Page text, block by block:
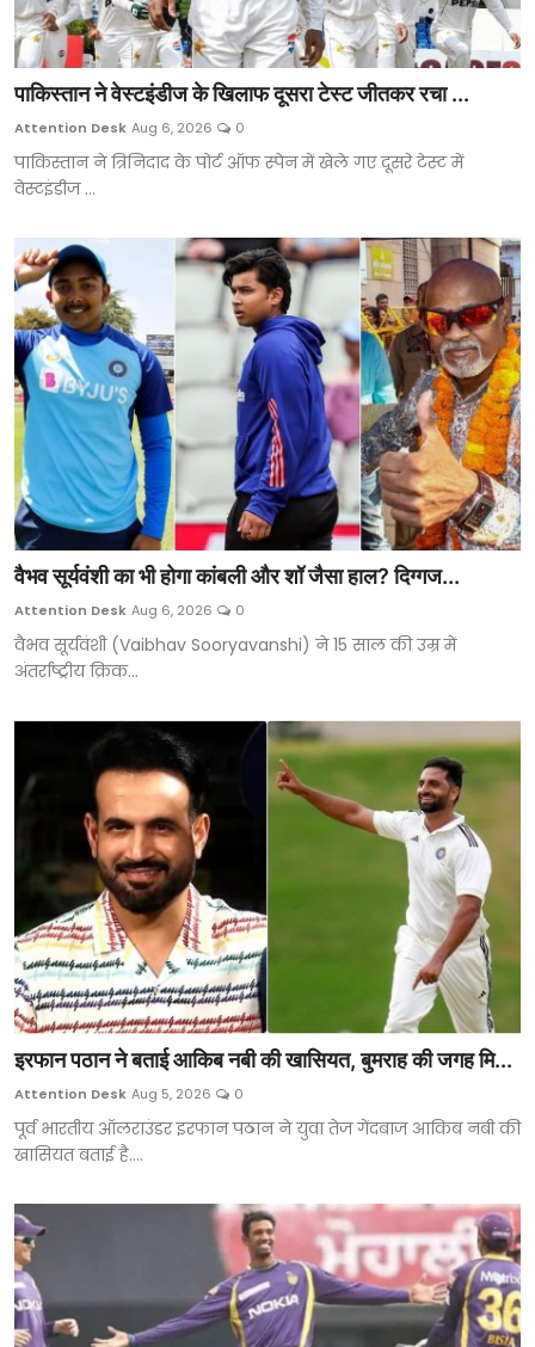
पाकिस्तान ने वेस्टइंडीज के खिलाफ दूसरा टेस्ट जीतकर रचा ...
Attention Desk Aug 6, 2026 0
पाकिस्तान ने त्रिनिदाद के पोर्ट ऑफ स्पेन में खेले गए दूसरे टेस्ट में
वेस्टइंडीज ...
वैभव सूर्यवंशी का भी होगा कांबली और शॉ जैसा हाल? दिग्गज...
Attention Desk Aug 6, 2026 0
वैभव सूर्यवंशी (Vaibhav Sooryavanshi) ने 15 साल की उम्र में
अंतर्राष्ट्रीय क्रिक...
इरफान पठान ने बताई आकिब नबी की खासियत, बुमराह की जगह मि...
Attention Desk Aug 5, 2026 0
पूर्व भारतीय ऑलराउंडर इरफान पठान ने युवा तेज गेंदबाज आकिब नबी की
खासियत बताई है....